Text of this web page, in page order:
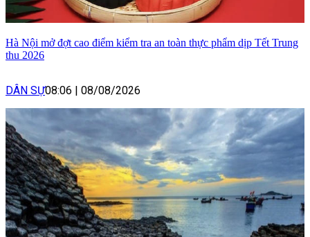
Hà Nội mở đợt cao điểm kiểm tra an toàn thực phẩm dịp Tết Trung
thu 2026
DÂN SỰ08:06 08/08/2026